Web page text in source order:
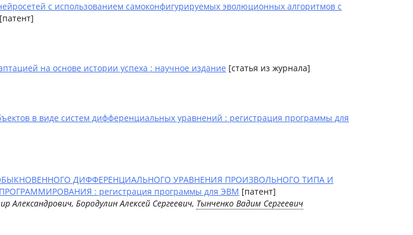
с использованием самоконфигурируемых эволюционных алгоритмов с
[патент]
на основе истории успеха : научное издание [статья из журнала]
в виде систем дифференциальных уравнений : регистрация программы для
ДИФФЕРЕНЦИАЛЬНОГО УРАВНЕНИЯ ПРОИЗВОЛЬНОГО ТИПА И
: регистрация программы для ЭВМ [патент]
Александрович, Бородулин Алексей Сергеевич, Тынченко Вадим Сергеевич